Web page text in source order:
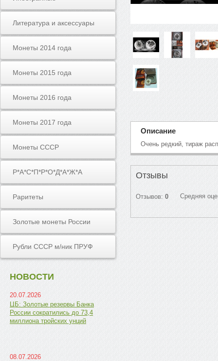
Литература и аксессуары
Монеты 2014 года
Монеты 2015 года
Монеты 2016 года
Монеты 2017 года
Монеты СССР
Р*А*С*П*Р*О*Д*А*Ж*А
Раритеты
Золотые монеты России
Рубли СССР м/ник ПРУФ
НОВОСТИ
20.07.2026
ЦБ: Золотые резервы Банка
России сократились до 73,4
миллиона тройских унций
08.07.2026
Описание
Очень редкий, тираж
Отзывы
Отзывов: 0 Средняя